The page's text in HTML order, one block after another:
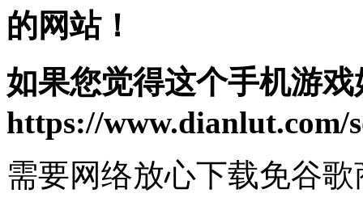
的网站！
如果您觉得这个手机游
https://www.dianlut.com/
需要网络放心下载免谷歌